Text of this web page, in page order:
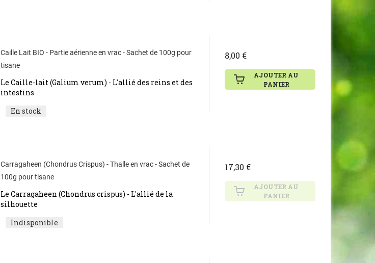
Caille Lait BIO - Partie aérienne en vrac - Sachet de 100g pour
tisane
Le Caille-lait (Galium verum) - L'allié des reins et des
intestins
En stock
8,00 €
AJOUTER AU
PANIER
Carragaheen (Chondrus Crispus) - Thalle en vrac - Sachet de
100g pour tisane
Le Carragaheen (Chondrus crispus) - L'allié de la
silhouette
Indisponible
17,30 €
AJOUTER AU
PANIER